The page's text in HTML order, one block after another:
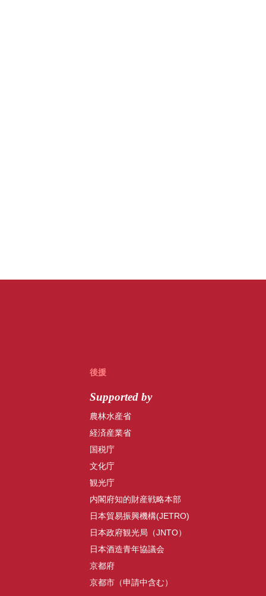
後援
Supported by
農林水産省
経済産業省
国税庁
文化庁
観光庁
内閣府知的財産戦略本部
日本貿易振興機構(JETRO)
日本政府観光局（JNTO）
日本酒造青年協議会
京都府
京都市（申請中含む）